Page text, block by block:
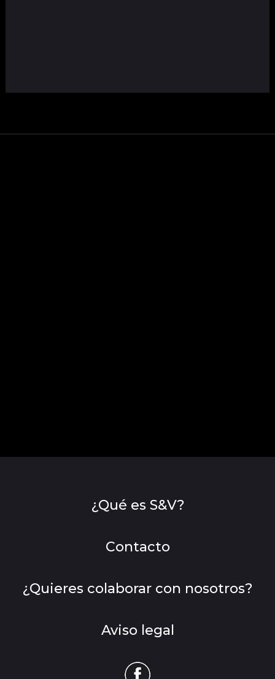
¿Qué es S&V?
Contacto
¿Quieres colaborar con nosotros?
Aviso legal